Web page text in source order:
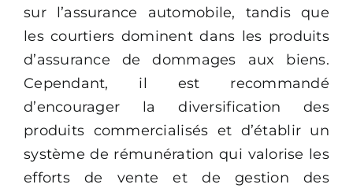
sur l’assurance automobile, tandis que
les courtiers dominent dans les produits
d’assurance de dommages aux biens.
Cependant, il est recommandé
d’encourager la diversification des
produits commercialisés et d’établir un
système de rémunération qui valorise les
efforts de vente et de gestion des